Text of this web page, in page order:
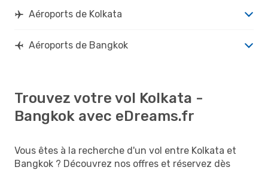
Aéroports de Kolkata
Aéroports de Bangkok
Trouvez votre vol Kolkata -
Bangkok avec eDreams.fr
Vous êtes à la recherche d'un vol entre Kolkata et
Bangkok ? Découvrez nos offres et réservez dès